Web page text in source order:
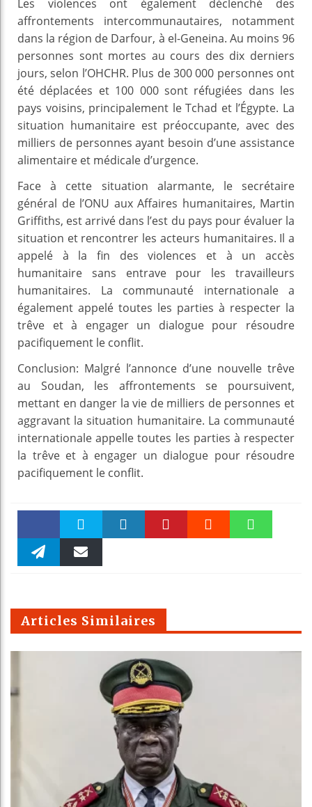
Les violences ont également déclenché des
affrontements intercommunautaires, notamment
dans la région de Darfour, à el-Geneina. Au moins 96
personnes sont mortes au cours des dix derniers
jours, selon l’OHCHR. Plus de 300 000 personnes ont
été déplacées et 100 000 sont réfugiées dans les
pays voisins, principalement le Tchad et l’Égypte. La
situation humanitaire est préoccupante, avec des
milliers de personnes ayant besoin d’une assistance
alimentaire et médicale d’urgence.
Face à cette situation alarmante, le secrétaire
général de l’ONU aux Affaires humanitaires, Martin
Griffiths, est arrivé dans l’est du pays pour évaluer la
situation et rencontrer les acteurs humanitaires. Il a
appelé à la fin des violences et à un accès
humanitaire sans entrave pour les travailleurs
humanitaires. La communauté internationale a
également appelé toutes les parties à respecter la
trêve et à engager un dialogue pour résoudre
pacifiquement le conflit.
Conclusion: Malgré l’annonce d’une nouvelle trêve
au Soudan, les affrontements se poursuivent,
mettant en danger la vie de milliers de personnes et
aggravant la situation humanitaire. La communauté
internationale appelle toutes les parties à respecter
la trêve et à engager un dialogue pour résoudre
pacifiquement le conflit.
Faceboo Twitter
m
Articles Similaires